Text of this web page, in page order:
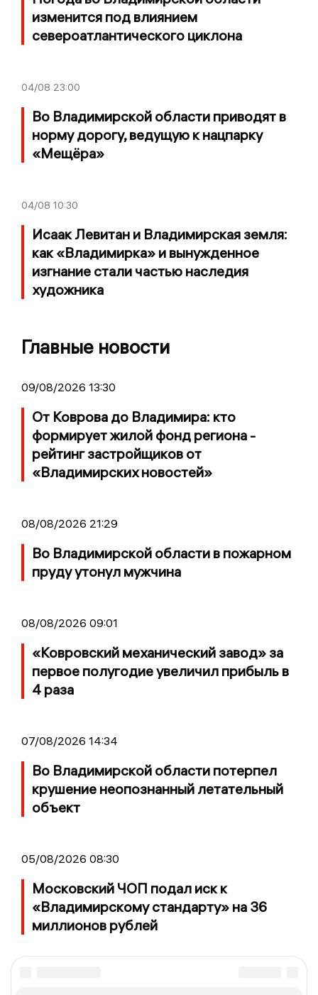
изменится под влиянием
североатлантического циклона
04/08 23:00
Во Владимирской области приводят в
норму дорогу, ведущую к нацпарку
«Мещёра»
04/08 10:30
Исаак Левитан и Владимирская земля:
как «Владимирка» и вынужденное
изгнание стали частью наследия
художника
Главные новости
09/08/2026 13:30
От Коврова до Владимира: кто
формирует жилой фонд региона -
рейтинг застройщиков от
«Владимирских новостей»
08/08/2026 21:29
Во Владимирской области в пожарном
пруду утонул мужчина
08/08/2026 09:01
«Ковровский механический завод» за
первое полугодие увеличил прибыль в
4 раза
07/08/2026 14:34
Во Владимирской области потерпел
крушение неопознанный летательный
объект
05/08/2026 08:30
Московский ЧОП подал иск к
«Владимирскому стандарту» на 36
миллионов рублей